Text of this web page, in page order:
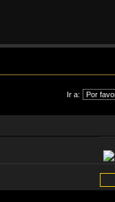
Ir a: